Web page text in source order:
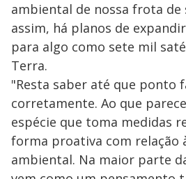
ambiental de nossa frota de
assim, há planos de
para algo como sete mil
Terra.
"Resta saber até que ponto
corretamente. Ao que
espécie que toma medidas
forma proativa com relação
ambiental. Na maior parte